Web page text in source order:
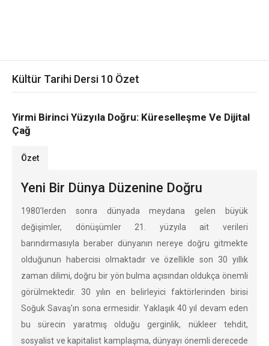
Kültür Tarihi Dersi 10 Özet
Yirmi Birinci Yüzyıla Doğru: Küreselleşme Ve Dijital
Çağ
Özet
Yeni Bir Dünya Düzenine Doğru
1980'lerden sonra dünyada meydana gelen büyük
değişimler, dönüşümler 21. yüzyıla ait verileri
barındırmasıyla beraber dünyanın nereye doğru gitmekte
olduğunun habercisi olmaktadır ve özellikle son 30 yıllık
zaman dilimi, doğru bir yön bulma açısından oldukça önemli
görülmektedir. 30 yılın en belirleyici faktörlerinden birisi
Soğuk Savaş’ın sona ermesidir. Yaklaşık 40 yıl devam eden
bu sürecin yaratmış olduğu gerginlik, nükleer tehdit,
sosyalist ve kapitalist kamplaşma, dünyayı önemli derecede